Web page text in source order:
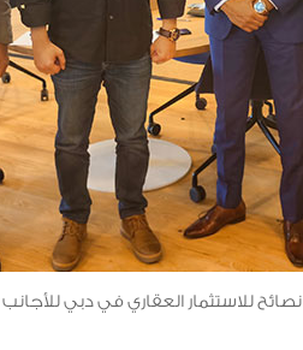
نصائح للاستثمار العقاري في دبي للأجانب